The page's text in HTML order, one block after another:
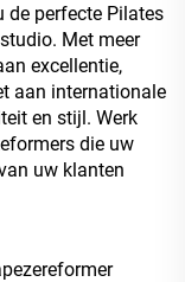
de perfecte Pilates
Met meer
excellentie,
aan internationale
en stijl. Werk
die uw
uw klanten